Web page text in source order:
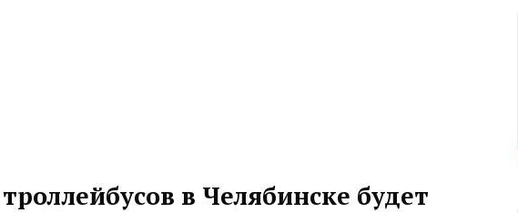
в Челябинске будет